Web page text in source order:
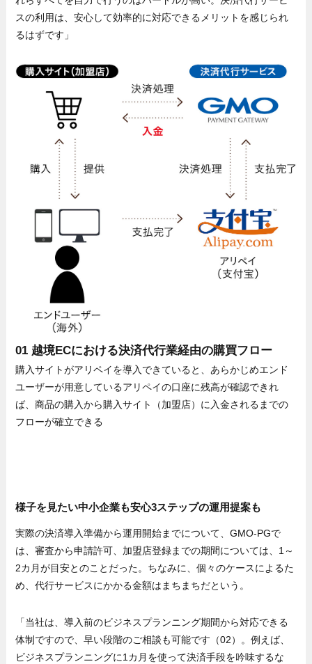
スの利用は、安心して効率的に対応できるメリットを感じられ
るはずです」
01 越境ECにおける決済代行業経由の購買フロー
購入サイトがアリペイを導入できていると、あらかじめエンド
ユーザーが用意しているアリペイの口座に残高が確認できれ
ば、商品の購入から購入サイト（加盟店）に入金されるまでの
フローが確立できる
様子を見たい中小企業も安心3ステップの運用提案も
実際の決済導入準備から運用開始までについて、GMO-PGで
は、審査から申請許可、加盟店登録までの期間については、1～
2カ月が目安とのことだった。ちなみに、個々のケースによるた
め、代行サービスにかかる金額はまちまちだという。
「当社は、導入前のビジネスプランニング期間から対応できる
体制ですので、早い段階のご相談も可能です（02）。例えば、
ビジネスプランニングに1カ月を使って決済手段を吟味するな